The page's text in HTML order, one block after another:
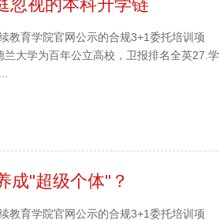
忽视的本科升学链
教育学院官网公示的合规3+1委托培训项
大学为百年公立高校，卫报排名全英27.学
成"超级个体"？
教育学院官网公示的合规3+1委托培训项